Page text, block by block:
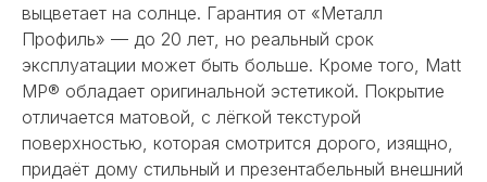
выцветает на солнце. Гарантия от «Металл
Профиль» — до 20 лет, но реальный срок
эксплуатации может быть больше. Кроме того, Matt
MP® обладает оригинальной эстетикой. Покрытие
отличается матовой, с лёгкой текстурой
поверхностью, которая смотрится дорого, изящно,
придаёт дому стильный и презентабельный внешний